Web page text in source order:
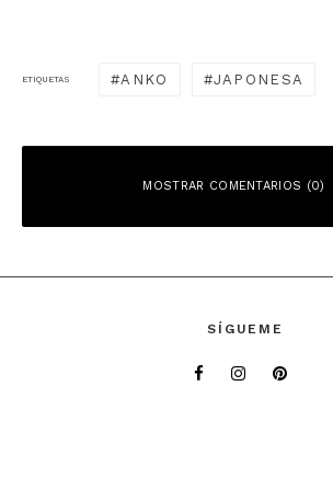
ETIQUETAS ANKO JAPONESA
MOSTRAR COMENTARIOS (0)
obligatorios están marcados con
SÍGUEME